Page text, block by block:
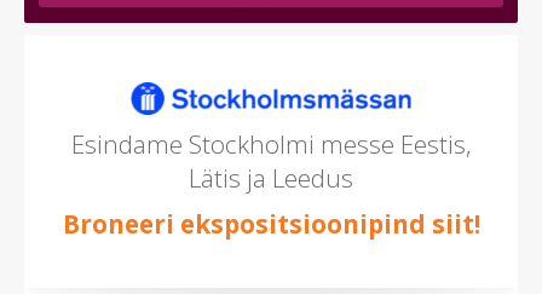
valida
Esindame Stockholmi messe Eestis,
Lätis ja Leedus
Broneeri ekspositsioonipind siit!